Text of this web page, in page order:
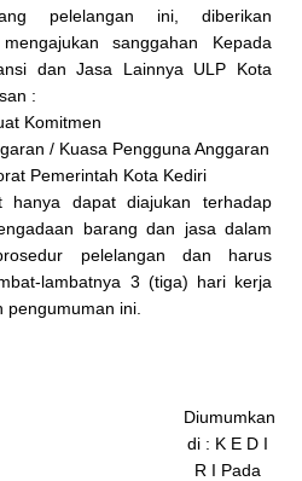
pelelangan ini, diberikan
sanggahan Kepada
dan Jasa Lainnya ULP Kota
:
Komitmen
/ Kuasa Pengguna Anggaran
Pemerintah Kota Kediri
hanya dapat diajukan terhadap
barang dan jasa dalam
pelelangan dan harus
lambatnya 3 (tiga) hari kerja
ini.
Diumumkan
di : K E D I
R I Pada